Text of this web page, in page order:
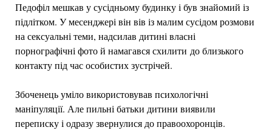
Педофіл мешкав у сусідньому будинку і був знайомий із
підлітком. У месенджері він вів із малим сусідом розмови
на сексуальні теми, надсилав дитині власні
порнографічні фото й намагався схилити до близького
контакту під час особистих зустрічей.
Збоченець уміло використовував психологічні
маніпуляції. Але пильні батьки дитини виявили
переписку і одразу звернулися до правоохоронців.